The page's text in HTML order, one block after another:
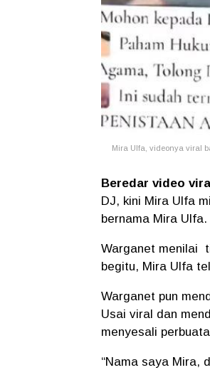
Mira Ulfa, videonya viral
Beredar video
DJ, kini Mira Ulfa
bernama Mira
Warganet menilai
begitu, Mira Ulfa
Warganet pun
Usai viral dan
menyesali
“Nama saya Mira,